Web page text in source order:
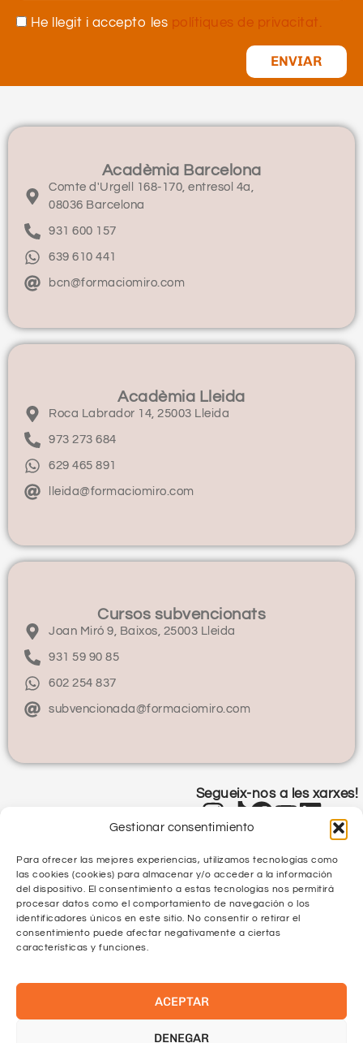
Gestionar consentimiento
Para ofrecer las mejores experiencias, utilizamos tecnologías como
las cookies (cookies) para almacenar y/o acceder a la información
del dispositivo. El consentimiento a estas tecnologías nos permitirá
procesar datos como el comportamiento de navegación o los
identificadores únicos en este sitio. No consentir o retirar el
consentimiento puede afectar negativamente a ciertas
características y funciones.
ACEPTAR
DENEGAR
He llegit i accepto les polítiques de privacitat.
ENVIAR
Acadèmia Barcelona
Comte d'Urgell 168-170, entresol 4a,
08036 Barcelona
931 600 157
639 610 441
bcn@formaciomiro.com
Acadèmia Lleida
Roca Labrador 14, 25003 Lleida
973 273 684
629 465 891
lleida@formaciomiro.com
Cursos subvencionats
Joan Miró 9, Baixos, 25003 Lleida
931 59 90 85
602 254 837
subvencionada@formaciomiro.com
Segueix-nos a les xarxes!
Política de Privacitat
Política de Qualitat
Protecció de Dades